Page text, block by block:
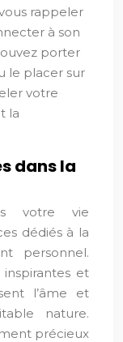
rappeler
à son
porter
le placer sur
votre
la
dans la
votre vie
dédiés à la
personnel.
inspirantes et
l’âme et
nature.
précieux